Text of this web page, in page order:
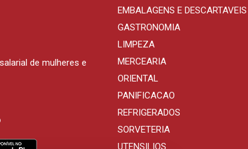
de mulheres e
EMBALAGENS E DESCARTAVEIS
GASTRONOMIA
LIMPEZA
MERCEARIA
ORIENTAL
PANIFICACAO
REFRIGERADOS
SORVETERIA
UTENSILIOS